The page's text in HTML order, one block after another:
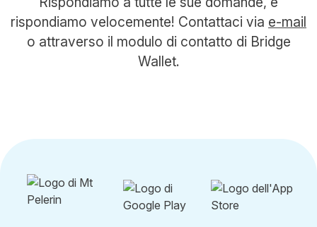
rispondiamo velocemente! Contattaci via e-mail
o attraverso il modulo di contatto di Bridge
Wallet.